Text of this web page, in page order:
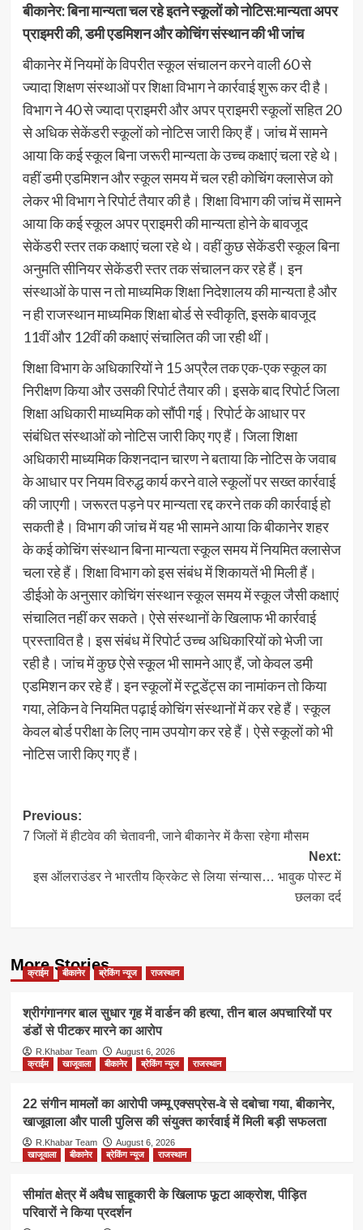
बीकानेर: बिना मान्यता चल रहे इतने स्कूलों को नोटिस:मान्यता अपर
प्राइमरी की, डमी एडमिशन और कोचिंग संस्थान की भी जांच
बीकानेर में नियमों के विपरीत स्कूल संचालन करने वाली 60 से
ज्यादा शिक्षण संस्थाओं पर शिक्षा विभाग ने कार्रवाई शुरू कर दी है।
विभाग ने 40 से ज्यादा प्राइमरी और अपर प्राइमरी स्कूलों सहित 20
से अधिक सेकेंडरी स्कूलों को नोटिस जारी किए हैं। जांच में सामने
आया कि कई स्कूल बिना जरूरी मान्यता के उच्च कक्षाएं चला रहे थे।
वहीं डमी एडमिशन और स्कूल समय में चल रही कोचिंग क्लासेज को
लेकर भी विभाग ने रिपोर्ट तैयार की है। शिक्षा विभाग की जांच में सामने
आया कि कई स्कूल अपर प्राइमरी की मान्यता होने के बावजूद
सेकेंडरी स्तर तक कक्षाएं चला रहे थे। वहीं कुछ सेकेंडरी स्कूल बिना
अनुमति सीनियर सेकेंडरी स्तर तक संचालन कर रहे हैं। इन
संस्थाओं के पास न तो माध्यमिक शिक्षा निदेशालय की मान्यता है और
न ही राजस्थान माध्यमिक शिक्षा बोर्ड से स्वीकृति, इसके बावजूद
11वीं और 12वीं की कक्षाएं संचालित की जा रही थीं।
शिक्षा विभाग के अधिकारियों ने 15 अप्रैल तक एक-एक स्कूल का
निरीक्षण किया और उसकी रिपोर्ट तैयार की। इसके बाद रिपोर्ट जिला
शिक्षा अधिकारी माध्यमिक को सौंपी गई। रिपोर्ट के आधार पर
संबंधित संस्थाओं को नोटिस जारी किए गए हैं। जिला शिक्षा
अधिकारी माध्यमिक किशनदान चारण ने बताया कि नोटिस के जवाब
के आधार पर नियम विरुद्ध कार्य करने वाले स्कूलों पर सख्त कार्रवाई
की जाएगी। जरूरत पड़ने पर मान्यता रद्द करने तक की कार्रवाई हो
सकती है। विभाग की जांच में यह भी सामने आया कि बीकानेर शहर
के कई कोचिंग संस्थान बिना मान्यता स्कूल समय में नियमित क्लासेज
चला रहे हैं। शिक्षा विभाग को इस संबंध में शिकायतें भी मिली हैं।
डीईओ के अनुसार कोचिंग संस्थान स्कूल समय में स्कूल जैसी कक्षाएं
संचालित नहीं कर सकते। ऐसे संस्थानों के खिलाफ भी कार्रवाई
प्रस्तावित है। इस संबंध में रिपोर्ट उच्च अधिकारियों को भेजी जा
रही है। जांच में कुछ ऐसे स्कूल भी सामने आए हैं, जो केवल डमी
एडमिशन कर रहे हैं। इन स्कूलों में स्टूडेंट्स का नामांकन तो किया
गया, लेकिन वे नियमित पढ़ाई कोचिंग संस्थानों में कर रहे हैं। स्कूल
केवल बोर्ड परीक्षा के लिए नाम उपयोग कर रहे हैं। ऐसे स्कूलों को भी
नोटिस जारी किए गए हैं।
Post
navigation
Previous:
7 जिलों में हीटवेव की चेतावनी, जाने बीकानेर में कैसा रहेगा मौसम
Next:
इस ऑलराउंडर ने भारतीय क्रिकेट से लिया संन्यास… भावुक पोस्ट में
छलका दर्द
More Stories
क्राईम बीकानेर ब्रेकिंग न्यूज राजस्थान
श्रीगंगानगर बाल सुधार गृह में वार्डन की हत्या, तीन बाल अपचारियों पर
डंडों से पीटकर मारने का आरोप
R.Khabar Team
August 6, 2026
क्राईम
खाजूवाला बीकानेर ब्रेकिंग न्यूज राजस्थान
22 संगीन मामलों का आरोपी जम्मू एक्सप्रेस-वे से दबोचा गया, बीकानेर,
खाजूवाला और पाली पुलिस की संयुक्त कार्रवाई में मिली बड़ी सफलता
R.Khabar Team
August 6, 2026
खाजूवाला
बीकानेर ब्रेकिंग न्यूज राजस्थान
सीमांत क्षेत्र में अवैध साहूकारी के खिलाफ फूटा आक्रोश, पीड़ित
परिवारों ने किया प्रदर्शन